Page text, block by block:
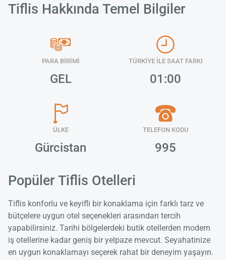
Tiflis Hakkında Temel Bilgiler
PARA BİRİMİ
GEL
TÜRKİYE İLE SAAT FARKI
01:00
ÜLKE
Gürcistan
TELEFON KODU
995
Popüler Tiflis Otelleri
Tiflis konforlu ve keyifli bir konaklama için farklı tarz ve
bütçelere uygun otel seçenekleri arasından tercih
yapabilirsiniz. Tarihi bölgelerdeki butik otellerden modern
iş otellerine kadar geniş bir yelpaze mevcut. Seyahatinize
en uygun konaklamayı seçerek rahat bir deneyim yaşayın.